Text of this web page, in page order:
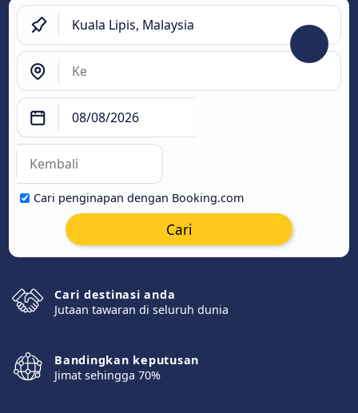
Cari penginapan dengan Booking.com
Cari
Cari destinasi anda
Jutaan tawaran di seluruh dunia
Bandingkan keputusan
Jimat sehingga 70%